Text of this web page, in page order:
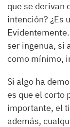
que se derivan
intención? ¿Es
ser ingenua, si
como mínimo,
Si algo ha
es que el corto
importante, el
además,